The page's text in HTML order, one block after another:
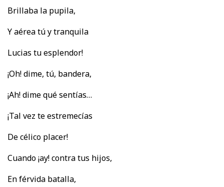
Brillaba la pupila,
Y aérea tú y tranquila
Lucias tu esplendor!
¡Oh! dime, tú, bandera,
¡Ah! dime qué sentías…
¡Tal vez te estremecías
De célico placer!
Cuando ¡ay! contra tus hijos,
En férvida batalla,